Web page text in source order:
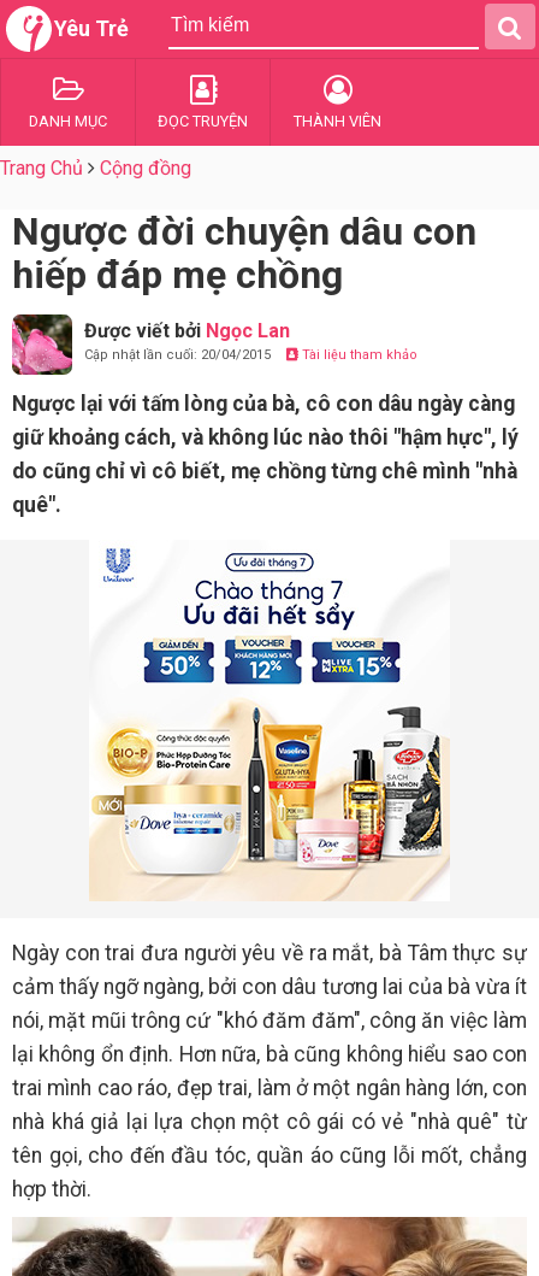
Yêu Trẻ
DANH MỤC ĐỌC TRUYỆN THÀNH VIÊN
Trang Chủ Cộng đồng
Ngược đời chuyện dâu con
hiếp đáp mẹ chồng
Được viết bởi Ngọc Lan
Cập nhật lần cuối: 20/04/2015 Tài liệu tham khảo
Ngược lại với tấm lòng của bà, cô con dâu ngày càng
giữ khoảng cách, và không lúc nào thôi "hậm hực", lý
do cũng chỉ vì cô biết, mẹ chồng từng chê mình "nhà
quê".
Ngày con trai đưa người yêu về ra mắt, bà Tâm thực sự
cảm thấy ngỡ ngàng, bởi con dâu tương lai của bà vừa ít
nói, mặt mũi trông cứ "khó đăm đăm", công ăn việc làm
lại không ổn định. Hơn nữa, bà cũng không hiểu sao con
trai mình cao ráo, đẹp trai, làm ở một ngân hàng lớn, con
nhà khá giả lại lựa chọn một cô gái có vẻ "nhà quê" từ
tên gọi, cho đến đầu tóc, quần áo cũng lỗi mốt, chẳng
hợp thời.